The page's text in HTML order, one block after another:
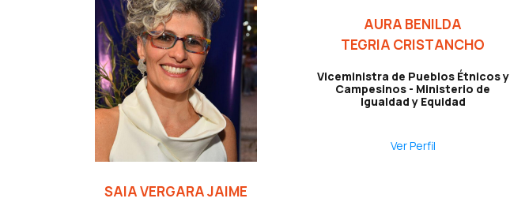
SAIA VERGARA JAIME
AURA BENILDA
TEGRIA CRISTANCHO
Viceministra de Pueblos Étnicos y
Campesinos - Ministerio de
Igualdad y Equidad
Ver Perfil